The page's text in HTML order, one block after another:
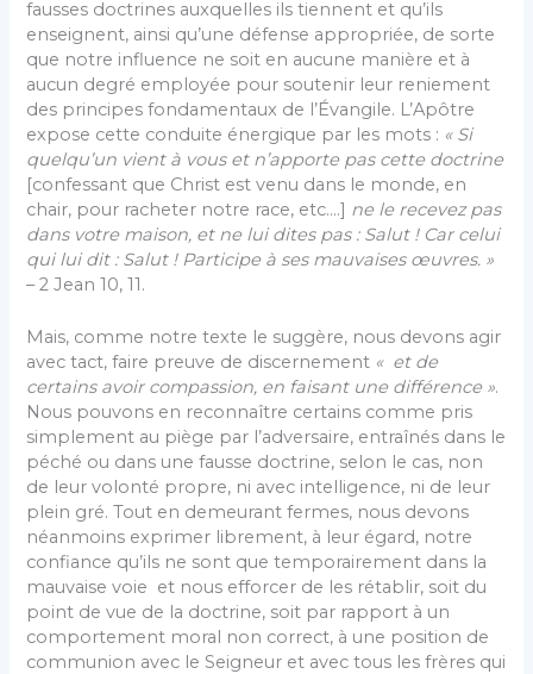
fausses doctrines auxquelles ils tiennent et qu’ils
enseignent, ainsi qu’une défense appropriée, de sorte
que notre influence ne soit en aucune manière et à
aucun degré employée pour soutenir leur reniement
des principes fondamentaux de l’Évangile. L’Apôtre
expose cette conduite énergique par les mots : « Si
quelqu’un vient à vous et n’apporte pas cette doctrine
[confessant que Christ est venu dans le monde, en
chair, pour racheter notre race, etc.…] ne le recevez pas
dans votre maison, et ne lui dites pas : Salut ! Car celui
qui lui dit : Salut ! Participe à ses mauvaises œuvres. »
– 2 Jean 10, 11.
Mais, comme notre texte le suggère, nous devons agir
avec tact, faire preuve de discernement « et de
certains avoir compassion, en faisant une différence ».
Nous pouvons en reconnaître certains comme pris
simplement au piège par l’adversaire, entraînés dans le
péché ou dans une fausse doctrine, selon le cas, non
de leur volonté propre, ni avec intelligence, ni de leur
plein gré. Tout en demeurant fermes, nous devons
néanmoins exprimer librement, à leur égard, notre
confiance qu’ils ne sont que temporairement dans la
mauvaise voie et nous efforcer de les rétablir, soit du
point de vue de la doctrine, soit par rapport à un
comportement moral non correct, à une position de
communion avec le Seigneur et avec tous les frères qui